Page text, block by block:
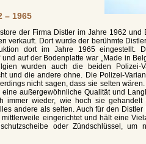
– 1965
der Firma Distler im Jahre 1962
verkauft. Dort wurde der berühmte
dort im Jahre 1965 eingestellt.
auf der Bodenplatte war „Made in
wurden auch die beiden Polizei-
und die andere ohne. Die Polizei-
nicht sagen, dass sie selten
außergewöhnliche Qualität und
immer wieder, wie hoch sie gehandelt
andere als selten. Auch für den Distler
eingerichtet und hält eine
oder Zündschlüssel, um